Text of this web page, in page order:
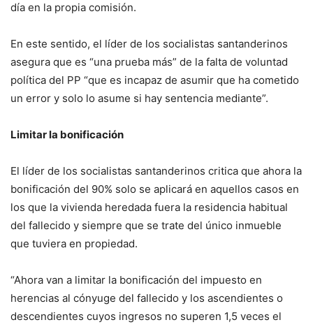
día en la propia comisión.
En este sentido, el líder de los socialistas santanderinos
asegura que es “una prueba más” de la falta de voluntad
política del PP “que es incapaz de asumir que ha cometido
un error y solo lo asume si hay sentencia mediante”.
Limitar la bonificación
El líder de los socialistas santanderinos critica que ahora la
bonificación del 90% solo se aplicará en aquellos casos en
los que la vivienda heredada fuera la residencia habitual
del fallecido y siempre que se trate del único inmueble
que tuviera en propiedad.
“Ahora van a limitar la bonificación del impuesto en
herencias al cónyuge del fallecido y los ascendientes o
descendientes cuyos ingresos no superen 1,5 veces el